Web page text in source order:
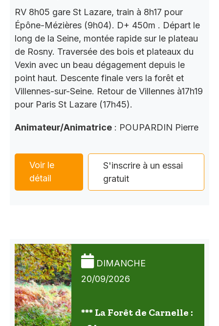
RV 8h05 gare St Lazare, train à 8h17 pour
Épône-Mézières (9h04). D+ 450m . Départ le
long de la Seine, montée rapide sur le plateau
de Rosny. Traversée des bois et plateaux du
Vexin avec un beau dégagement depuis le
point haut. Descente finale vers la forêt et
Villennes-sur-Seine. Retour de Villennes à17h19
pour Paris St Lazare (17h45).
Animateur/Animatrice : POUPARDIN Pierre
Voir le
détail
S'inscrire à un essai
gratuit
DIMANCHE
20/09/2026
*** La Forêt de Carnelle :